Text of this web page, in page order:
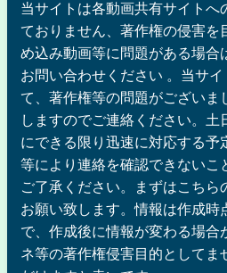
当サイトは各動画共有サイトへ
ておりません、著作権の侵害を
め込み動画等に問題がある場合
お問い合わせください 。当サ
て、著作権等の問題がございま
しますのでご連絡ください。土
にできる限り迅速に対応する予
等により連絡を確認できないこ
ご了承ください。まずはこちら
お願い致します。情報は作成時
で、作成後に情報が変わる場合
ネ等の著作権侵害目的としてま